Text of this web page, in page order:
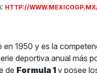
HTTP://
en 1950 y es la
deportiva anual más
de Formula 1y posee